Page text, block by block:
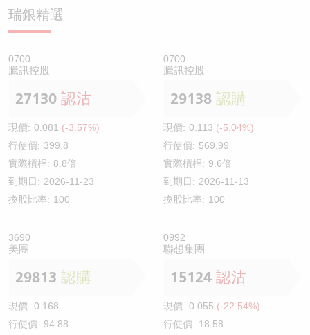
瑞銀精選
0700
騰訊控股
27130 認沽
現價: 0.081 (-3.57%)
行使價: 399.8
實際槓桿: 8.8倍
到期日: 2026-11-23
換股比率: 100
0700
騰訊控股
29138 認購
現價: 0.113 (-5.04%)
行使價: 569.99
實際槓桿: 9.6倍
到期日: 2026-11-13
換股比率: 100
3690
美團
29813 認購
現價: 0.168
行使價: 94.88
0992
聯想集團
15124 認沽
現價: 0.055 (-22.54%)
行使價: 18.58